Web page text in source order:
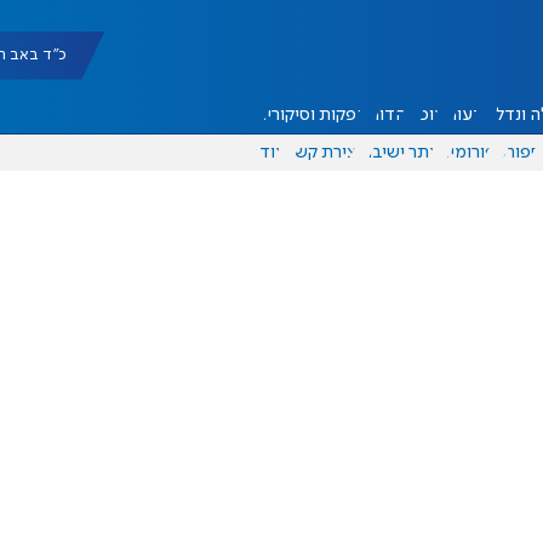
כ"ד באב תשפ"ו
ונדל"ן דעות אוכל יהדות הפקות וסיקורים
ספורט פורומים אתר ישיבה יצירת קשר עוד